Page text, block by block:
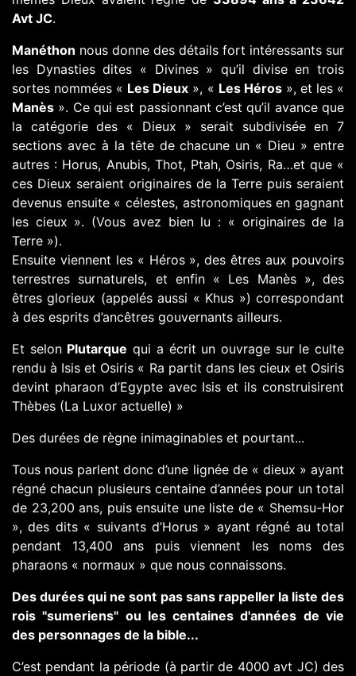
Avt JC.
Manéthon nous donne des détails fort intéressants sur
les Dynasties dites « Divines » qu’il divise en trois
sortes nommées « Les Dieux », « Les Héros», et les «
Manès ». Ce qui est passionnant c’est qu’il avance que
la catégorie des « Dieux » serait subdivisée en 7
sections avec à la tête de chacune un « Dieu » entre
autres : Horus, Anubis, Thot, Ptah, Osiris, Ra…et que «
ces Dieux seraient originaires de la Terre puis seraient
devenus ensuite « célestes, astronomiques en gagnant
les cieux ». (Vous avez bien lu : « originaires de la
Terre »).
Ensuite viennent les « Héros », des êtres aux pouvoirs
terrestres surnaturels, et enfin « Les Manès », des
êtres glorieux (appelés aussi « Khus ») correspondant
à des esprits d’ancêtres gouvernants ailleurs.
Et selon Plutarque qui a écrit un ouvrage sur le culte
rendu à Isis et Osiris « Ra partit dans les cieux et Osiris
devint pharaon d’Egypte avec Isis et ils construisirent
Thèbes (La Luxor actuelle) »
Des durées de règne inimaginables et pourtant...
Tous nous parlent donc d’une lignée de « dieux » ayant
régné chacun plusieurs centaine d’années pour un total
de 23,200 ans, puis ensuite une liste de « Shemsu-Hor
», des dits « suivants d’Horus » ayant régné au total
pendant 13,400 ans puis viennent les noms des
pharaons « normaux » que nous connaissons.
Des durées qui ne sont pas sans rappeller la liste des
rois "sumeriens" ou les centaines d'années de vie
des personnages de la bible...
C’est pendant la période (à partir de 4000 avt JC) des